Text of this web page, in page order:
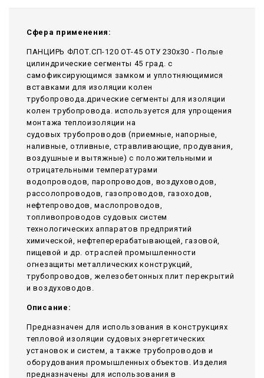
Сфера применения:
ПАНЦИРЬ ФЛОТ.СП-120 ОТ-45 ОТУ 230x30 - Полые
цилиндрические сегменты 45 град. с
самофиксирующимся замком и уплотняющимися
вставками для изоляции колен
трубопровода.дрические сегменты для изоляции
колен трубопровода. используется для упрощения
монтажа теплоизоляции на
судовых трубопроводов (приемные, напорные,
наливные, отливные, стравливающие, продувания,
воздушные и вытяжные) с положительными и
отрицательными температурами
водопроводов, паропроводов, воздуховодов,
рассолопроводов, газопроводов, газоходов,
нефтепроводов, маслопроводов,
топливопроводов судовых систем
технологических аппаратов предприятий
химической, нефтеперерабатывающей, газовой,
пищевой и др. отраслей промышленности
огнезащиты металлических конструкций,
трубопроводов, железобетонных плит перекрытий
и воздуховодов.
Описание:
Предназначен для использования в конструкциях
тепловой изоляции судовых энергетических
установок и систем, а также трубопроводов и
оборудования промышленных объектов. Изделия
предназначены для использования в